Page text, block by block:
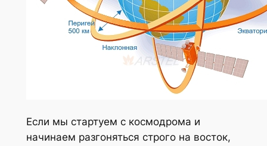
Если мы стартуем с космодрома и
начинаем разгоняться строго на восток,